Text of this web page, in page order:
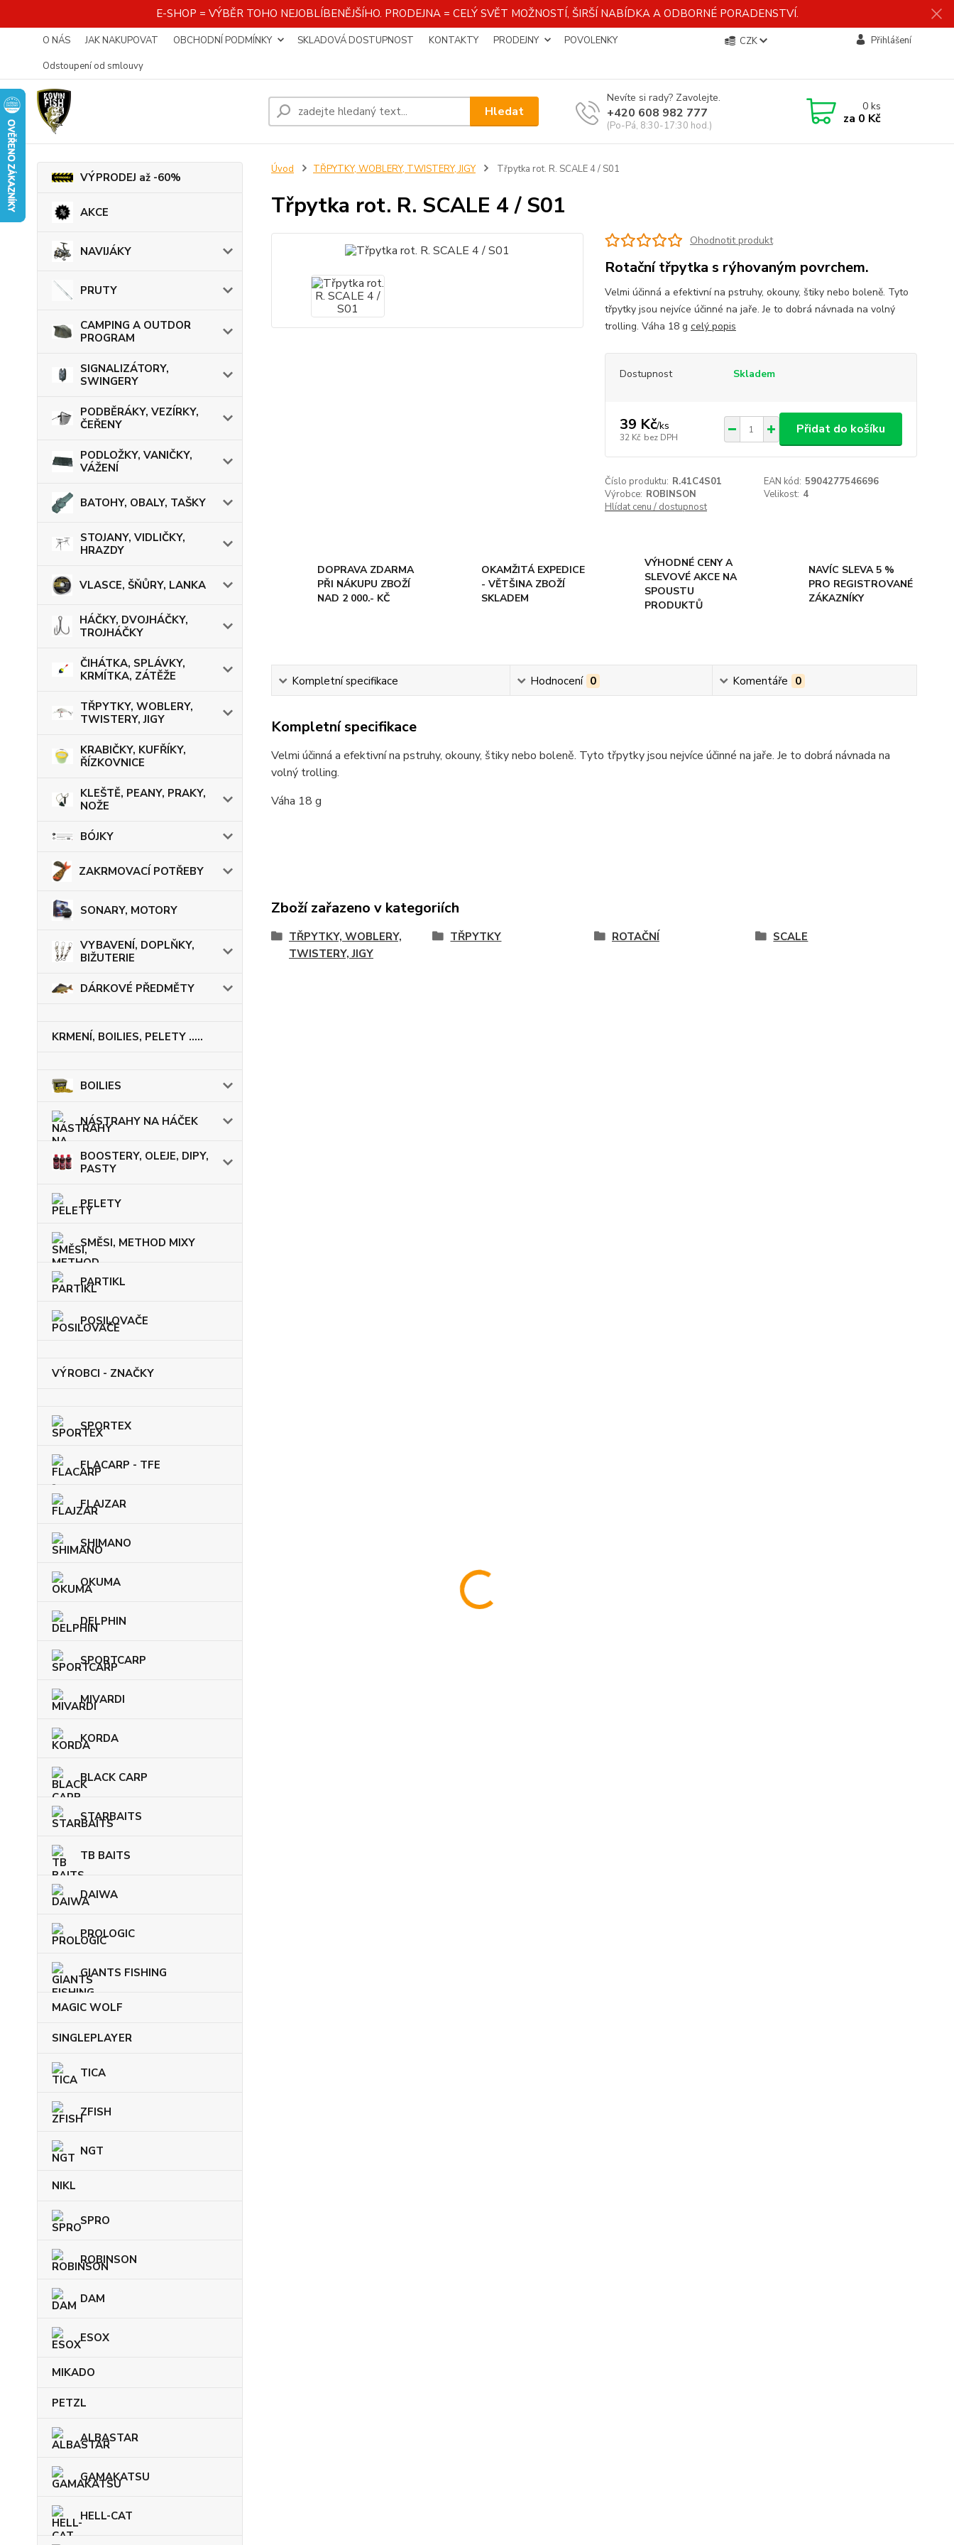
E-SHOP = VÝBĚR TOHO NEJOBLÍBENĚJŠÍHO. PRODEJNA = CELÝ SVĚT MOŽNOSTÍ, ŠIRŠÍ NABÍDKA A ODBORNÉ PORADENSTVÍ.
O NÁS JAK NAKUPOVAT OBCHODNÍ PODMÍNKY SKLADOVÁ DOSTUPNOST KONTAKTY PRODEJNY
POVOLENKY
Odstoupení od smlouvy
CZK Přihlášení
Hledat
Nevíte si rady? Zavolejte.
+420 608 982 777
(Po-Pá, 8:30-17:30 hod.)
0ks
za 0 Kč
VÝPRODEJ až -60%
AKCE
NAVIJÁKY
PRUTY
CAMPING A OUTDOR
PROGRAM
SIGNALIZÁTORY,
SWINGERY
PODBĚRÁKY, VEZÍRKY,
ČEŘENY
PODLOŽKY, VANIČKY,
VÁŽENÍ
BATOHY, OBALY, TAŠKY
STOJANY, VIDLIČKY,
HRAZDY
VLASCE, ŠŇŮRY, LANKA
HÁČKY, DVOJHÁČKY,
TROJHÁČKY
ČIHÁTKA, SPLÁVKY,
KRMÍTKA, ZÁTĚŽE
TŘPYTKY, WOBLERY,
TWISTERY, JIGY
KRABIČKY, KUFŘÍKY,
ŘÍZKOVNICE
KLEŠTĚ, PEANY, PRAKY,
NOŽE
BÓJKY
ZAKRMOVACÍ POTŘEBY
SONARY, MOTORY
VYBAVENÍ, DOPLŇKY,
BIŽUTERIE
DÁRKOVÉ PŘEDMĚTY
KRMENÍ, BOILIES, PELETY .....
BOILIES
NÁSTRAHY NA HÁČEK
BOOSTERY, OLEJE, DIPY,
PASTY
PELETY
SMĚSI, METHOD MIXY
PARTIKL
POSILOVAČE
VÝROBCI - ZNAČKY
SPORTEX
FLACARP - TFE
FLAJZAR
SHIMANO
OKUMA
DELPHIN
SPORTCARP
MIVARDI
KORDA
BLACK CARP
STARBAITS
TB BAITS
DAIWA
PROLOGIC
GIANTS FISHING
MAGIC WOLF
SINGLEPLAYER
TICA
ZFISH
NGT
NIKL
SPRO
ROBINSON
DAM
ESOX
MIKADO
PETZL
ALBASTAR
GAMAKATSU
HELL-CAT
Úvod TŘPYTKY, WOBLERY, TWISTERY, JIGY Třpytka rot. R. SCALE 4 / S01
Třpytka rot. R. SCALE 4 / S01
Ohodnotit produkt
Rotační třpytka s rýhovaným povrchem.
Velmi účinná a efektivní na pstruhy, okouny, štiky nebo boleně. Tyto
třpytky jsou nejvíce účinné na jaře. Je to dobrá návnada na volný
trolling. Váha 18 g celý popis
Dostupnost Skladem
39 Kč/ks
32 Kč bez DPH
Přidat do košíku
Číslo produktu: R.41C4S01 EAN kód: 5904277546696
Výrobce: ROBINSON Velikost: 4
Hlídat cenu / dostupnost
DOPRAVA ZDARMA
PŘI NÁKUPU ZBOŽÍ
NAD 2 000.- KČ
OKAMŽITÁ EXPEDICE
- VĚTŠINA ZBOŽÍ
SKLADEM
VÝHODNÉ CENY A
SLEVOVÉ AKCE NA
SPOUSTU
PRODUKTŮ
NAVÍC SLEVA 5 %
PRO REGISTROVANÉ
ZÁKAZNÍKY
Kompletní specifikace Hodnocení 0 Komentáře 0
Kompletní specifikace
Velmi účinná a efektivní na pstruhy, okouny, štiky nebo boleně. Tyto třpytky jsou nejvíce účinné na jaře. Je to dobrá návnada na
volný trolling.
Váha 18 g
Zboží zařazeno v kategoriích
TŘPYTKY, WOBLERY,
TWISTERY, JIGY
TŘPYTKY ROTAČNÍ SCALE